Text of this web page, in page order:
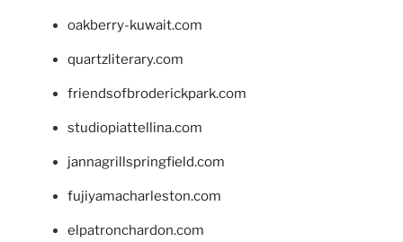
oakberry-kuwait.com
quartzliterary.com
friendsofbroderickpark.com
studiopiattellina.com
jannagrillspringfield.com
fujiyamacharleston.com
elpatronchardon.com